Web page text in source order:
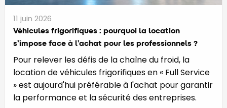
11 juin 2026
​​​​​Véhicules frigorifiques : pourquoi la location
s’impose face à l’achat pour les professionnels ?
Pour relever les défis de la chaîne du froid, la
location de véhicules frigorifiques en « Full Service
» est aujourd'hui préférable à l'achat pour garantir
la performance et la sécurité des entreprises.